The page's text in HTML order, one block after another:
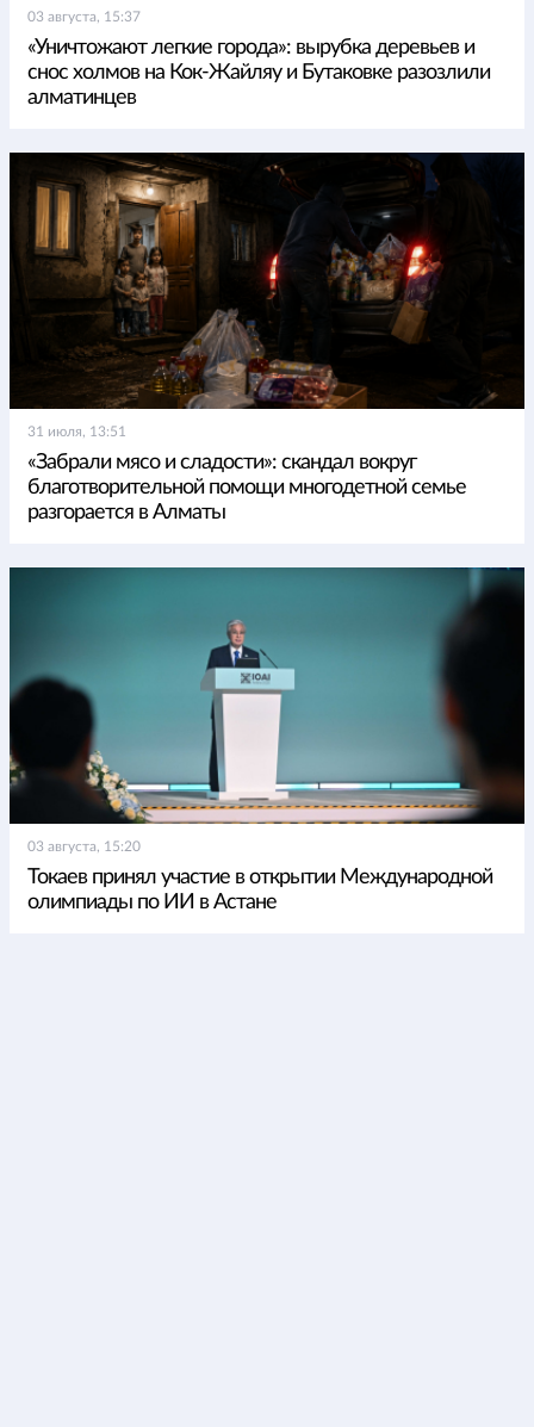
03 августа, 15:37
«Уничтожают легкие города»: вырубка деревьев и
снос холмов на Кок-Жайляу и Бутаковке разозлили
алматинцев
31 июля, 13:51
«Забрали мясо и сладости»: скандал вокруг
благотворительной помощи многодетной семье
разгорается в Алматы
03 августа, 15:20
Токаев принял участие в открытии Международной
олимпиады по ИИ в Астане